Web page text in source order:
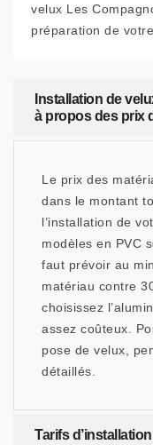
velux Les
préparation de
Installation de
à propos des prix
Le prix des
dans le montant
l’installation de
modèles en PVC
faut prévoir au
matériau contre
choisissez
assez coûteux.
pose de velux,
détaillés.
Tarifs